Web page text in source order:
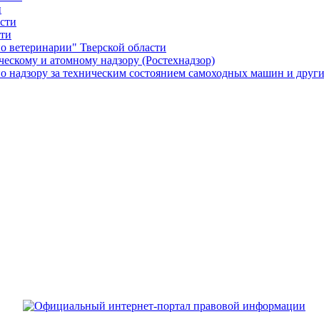
ветеринарии" Тверской области
и атомному надзору (Ростехнадзор)
надзору за техническим состоянием самоходных машин и